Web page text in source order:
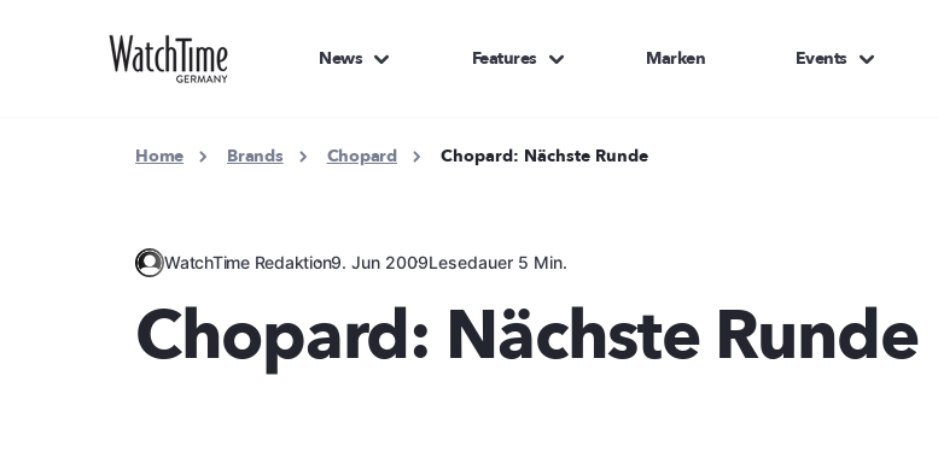
News Features Marken Events
Home Brands Chopard Chopard: Nächste Runde
WatchTime Redaktion9. Jun 2009Lesedauer 5 Min.
Chopard: Nächste Runde